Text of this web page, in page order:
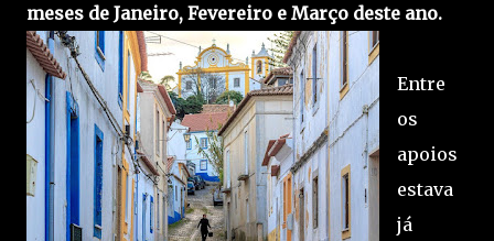
meses de Janeiro, Fevereiro e Março deste ano.
Entre
os
apoios
estava
já